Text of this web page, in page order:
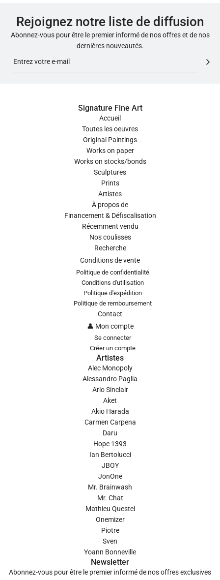
Rejoignez notre liste de diffusion
Abonnez-vous pour être le premier informé de nos offres et de nos
dernières nouveautés.
Signature Fine Art
Accueil
Toutes les oeuvres
Original Paintings
Works on paper
Works on stocks/bonds
Sculptures
Prints
Artistes
À propos de
Financement & Défiscalisation
Récemment vendu
Nos coulisses
Recherche
Conditions de vente
Politique de confidentialité
Conditions d'utilisation
Politique d'expédition
Politique de remboursement
Contact
👤 Mon compte
Se connecter
Créer un compte
Artistes
Alec Monopoly
Alessandro Paglia
Arlo Sinclair
Aket
Akio Harada
Carmen Carpena
Daru
Hope 1393
Ian Bertolucci
JBOY
JonOne
Mr. Brainwash
Mr. Chat
Mathieu Questel
Onemizer
Piotre
Sven
Yoann Bonneville
Newsletter
Abonnez-vous pour être le premier informé de nos offres exclusives